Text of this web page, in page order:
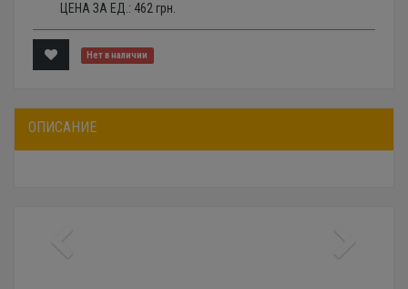
ЦЕНА ЗА ЕД.: 462 грн.
Нет в наличии
ОПИСАНИЕ